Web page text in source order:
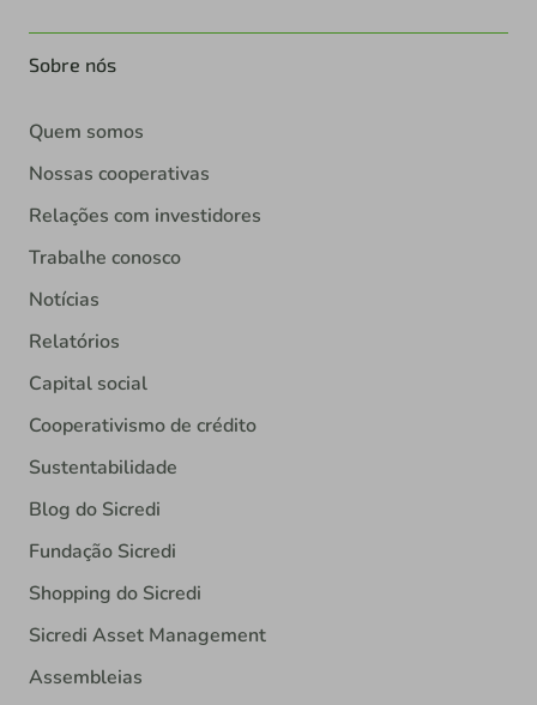
Sobre nós
Quem somos
Nossas cooperativas
Relações com investidores
Trabalhe conosco
Notícias
Relatórios
Capital social
Cooperativismo de crédito
Sustentabilidade
Blog do Sicredi
Fundação Sicredi
Shopping do Sicredi
Sicredi Asset Management
Assembleias